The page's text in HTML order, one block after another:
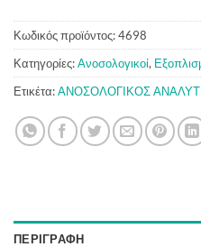
Κωδικός προϊόντος:4698
Κατηγορίες:Ανοσολογικοί,
Ετικέτα:ΑΝΟΣΟΛΟΓΙΚΟΣ
ΠΕΡΙΓΡΑΦΉ